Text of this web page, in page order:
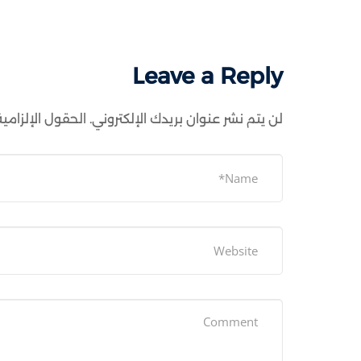
Leave a Reply
لن يتم نشر عنوان بريدك الإلكتروني. الحقول